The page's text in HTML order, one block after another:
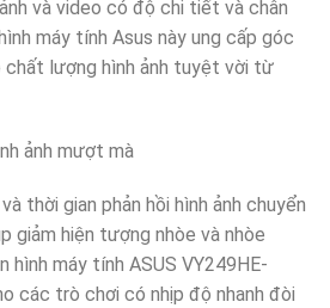
và video có độ chi tiết và chân
máy tính Asus này ung cấp góc
chất lượng hình ảnh tuyệt vời từ
ảnh mượt mà
thời gian phản hồi hình ảnh chuyển
giảm hiện tượng nhòe và nhòe
hình máy tính ASUS VY249HE-
các trò chơi có nhịp độ nhanh đòi